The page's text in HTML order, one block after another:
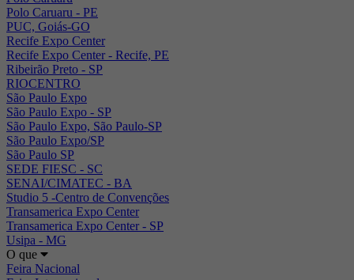
Polo Caruaru - PE
PUC, Goiás-GO
Recife Expo Center
Recife Expo Center - Recife, PE
Ribeirão Preto - SP
RIOCENTRO
São Paulo Expo
São Paulo Expo - SP
São Paulo Expo, São Paulo-SP
São Paulo Expo/SP
São Paulo SP
SEDE FIESC - SC
SENAI/CIMATEC - BA
Studio 5 -Centro de Convenções
Transamerica Expo Center
Transamerica Expo Center - SP
Usipa - MG
O que
Feira Nacional